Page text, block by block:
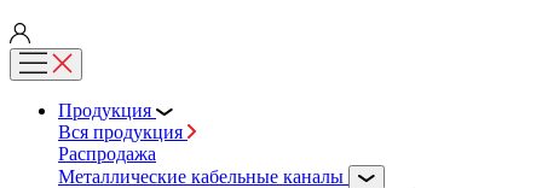
Продукция
Вся продукция
Распродажа
Металлические кабельные каналы